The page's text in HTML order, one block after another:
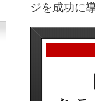
ジを成功に